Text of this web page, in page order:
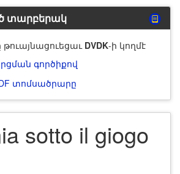
տարբերակ
թուայնացուեցաւ DVDK-ի կողմէ
գործիքով
տոմսածրարը
sotto il giogo